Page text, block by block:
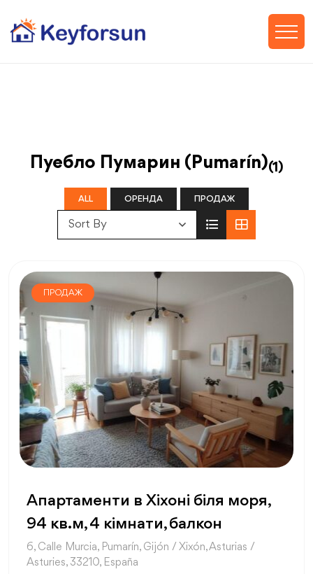
Пуебло Пумарин (Pumarín)(1)
ALL ОРЕНДА ПРОДАЖ
Sort By
ПРОДАЖ
Апартаменти в Хіхоні біля моря,
94 кв.м, 4 кімнати, балкон
6, Calle Murcia, Pumarín, Gijón / Xixón, Asturias /
Asturies, 33210, España